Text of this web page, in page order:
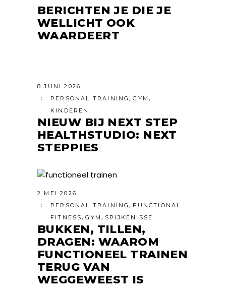
BERICHTEN JE DIE JE
WELLICHT OOK
WAARDEERT
8 JUNI 2026
PERSONAL TRAINING ,GYM ,
KINDEREN
NIEUW BIJ NEXT STEP
HEALTHSTUDIO: NEXT
STEPPIES
2 MEI 2026
PERSONAL TRAINING, FUNCTIONAL
FITNESS,GYM, SPIJKENISSE
BUKKEN, TILLEN,
DRAGEN: WAAROM
FUNCTIONEEL TRAINEN
TERUG VAN
WEGGEWEEST IS